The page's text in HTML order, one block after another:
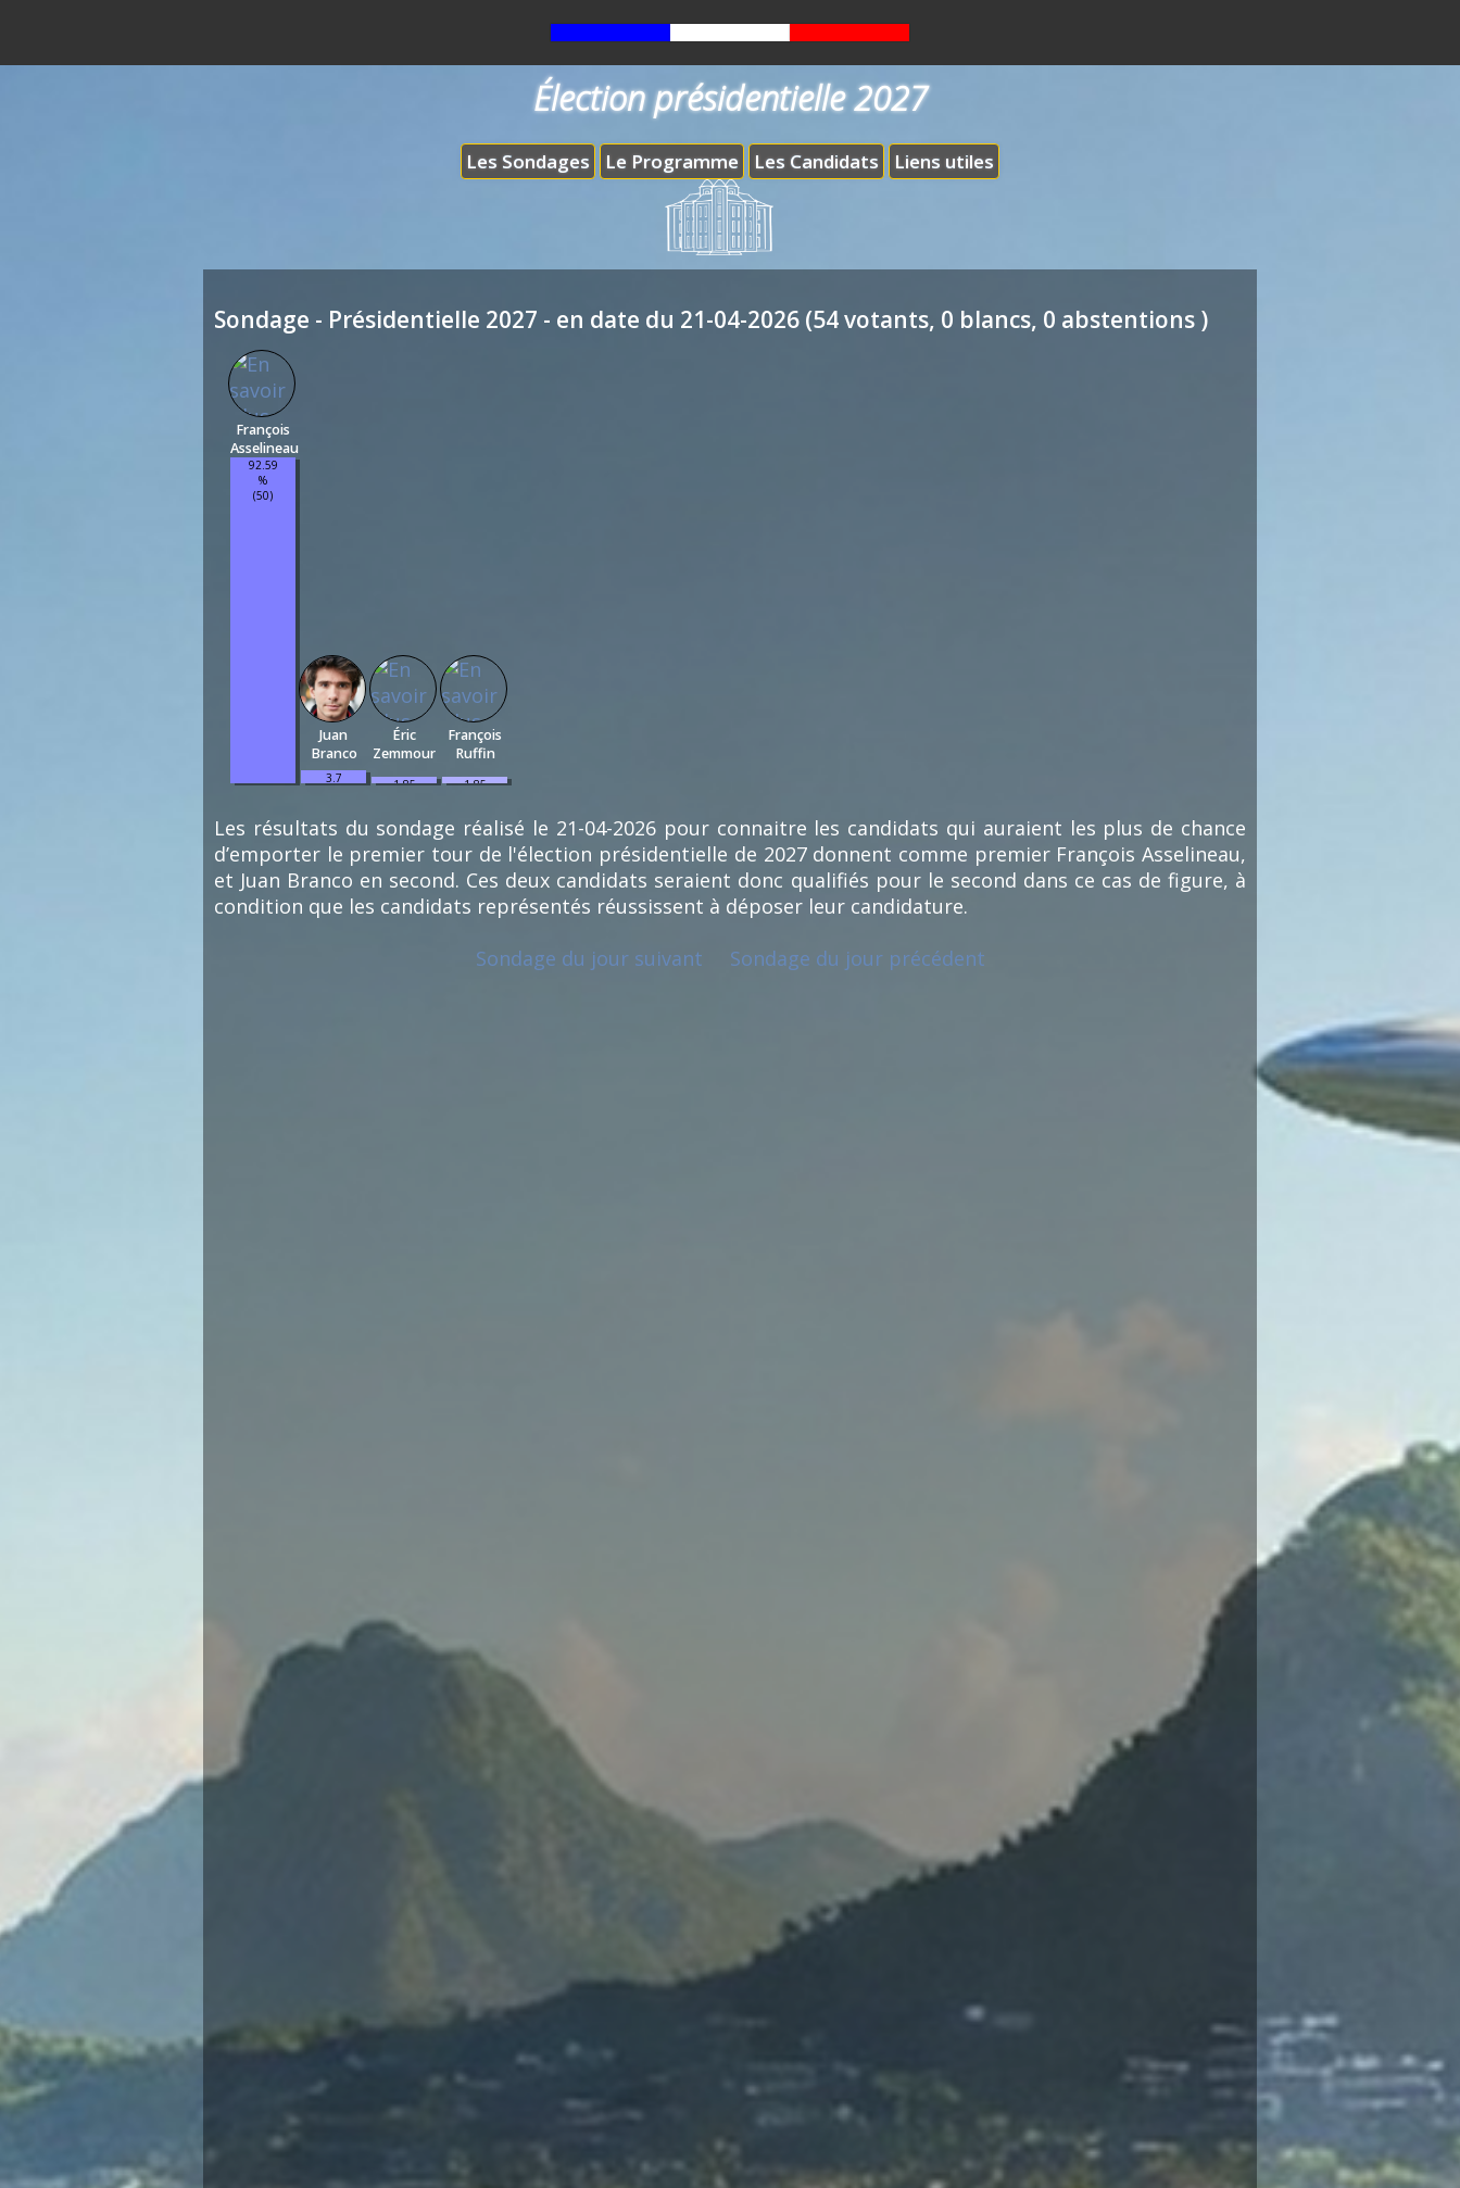
Les Sondages Le Programme Les Candidats Liens utiles
Élection présidentielle 2027
Sondage - Présidentielle 2027 - en date du 21-04-2026 (54 votants, 0 blancs, 0 abstentions )
François
Asselineau
92.59
%
(50)
Juan
Branco
3.7
Éric
Zemmour
1.85
François
Ruffin
1.85
Les résultats du sondage réalisé le 21-04-2026 pour connaitre les candidats qui auraient les plus de chance
d’emporter le premier tour de l'élection présidentielle de 2027 donnent comme premier François Asselineau,
et Juan Branco en second. Ces deux candidats seraient donc qualifiés pour le second dans ce cas de figure, à
condition que les candidats représentés réussissent à déposer leur candidature.
Sondage du jour suivant
Sondage du jour précédent